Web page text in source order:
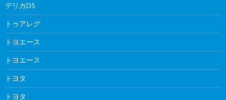
デリカD5
トゥアレグ
トヨエース
トヨエース
トヨタ
トヨタ